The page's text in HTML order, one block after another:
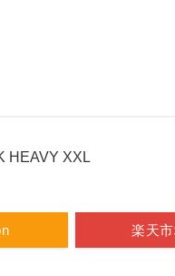
HEAVY XXL
楽天